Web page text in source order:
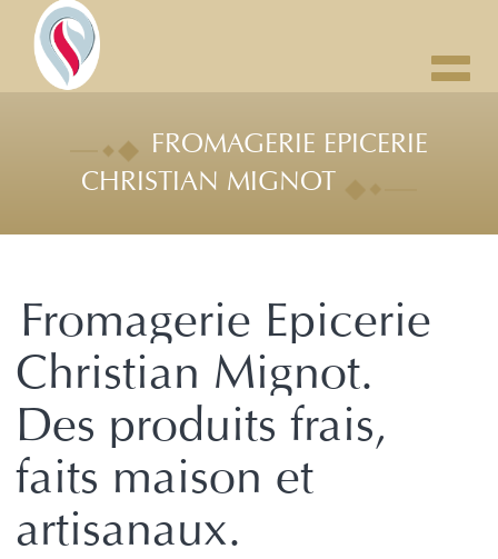
FROMAGERIE EPICERIE
CHRISTIAN MIGNOT
Fromagerie Epicerie
Christian Mignot.
Des produits frais,
faits maison et
artisanaux.